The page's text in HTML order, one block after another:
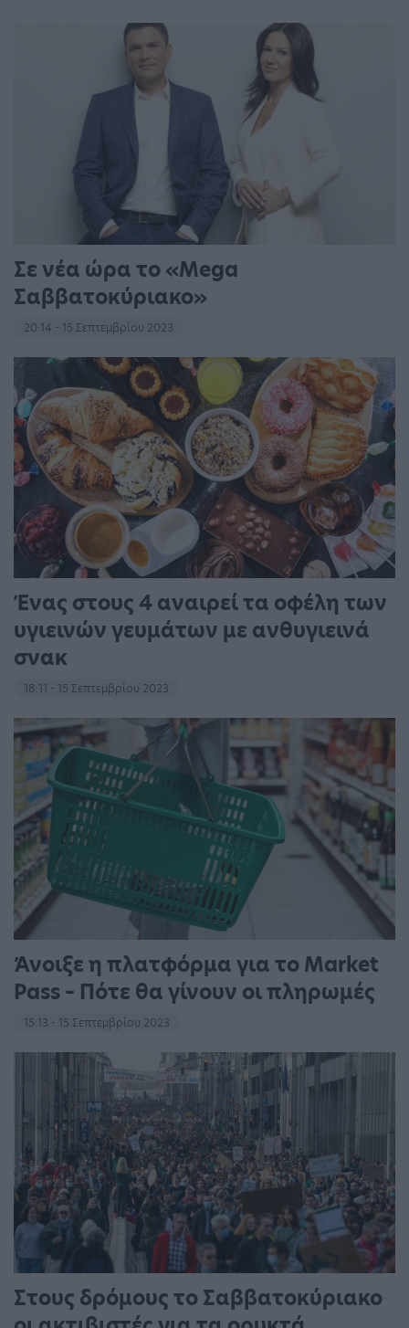
Σε νέα ώρα το «Mega
Σαββατοκύριακο»
20:14 - 15 Σεπτεμβρίου 2023
Ένας στους 4 αναιρεί τα οφέλη των
υγιεινών γευμάτων με ανθυγιεινά
σνακ
18:11 - 15 Σεπτεμβρίου 2023
Άνοιξε η πλατφόρμα για το Market
Pass – Πότε θα γίνουν οι πληρωμές
15:13 - 15 Σεπτεμβρίου 2023
Στους δρόμους το Σαββατοκύριακο